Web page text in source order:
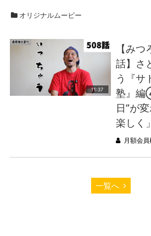
オリジナルムービー
11:37
【み
話】さ
う『サ
塾』
日”が
楽しく」
月額会
一覧へ